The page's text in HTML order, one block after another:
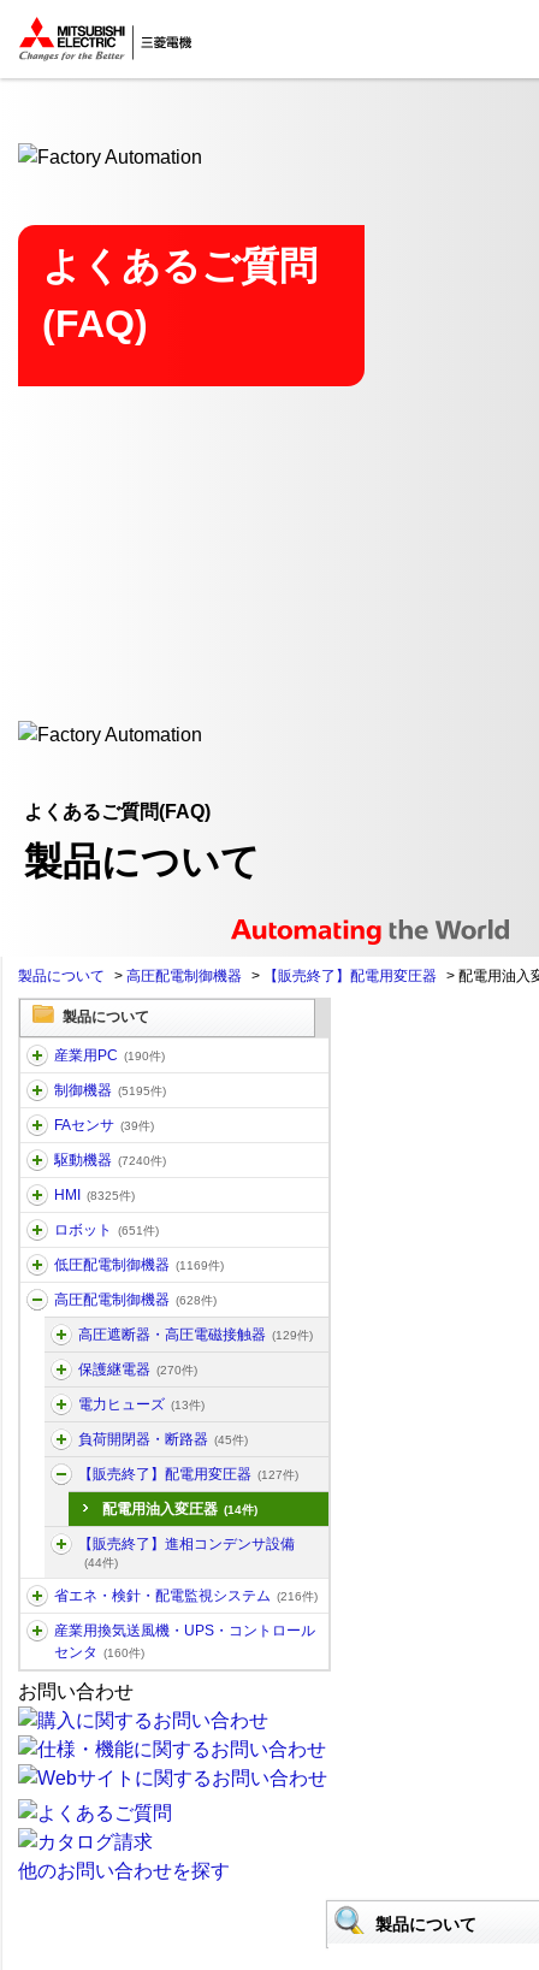
ここから本文
よくあるご質問
(FAQ)
よくあるご質問(FAQ)
製品について
製品について > 高圧配電制御機器 > 【販売終了】配電用変圧器 > 配電用油入
製品について
産業用PC (190件)
制御機器 (5195件)
FAセンサ (39件)
駆動機器 (7240件)
HMI (8325件)
ロボット (651件)
低圧配電制御機器 (1169件)
高圧配電制御機器 (628件)
高圧遮断器・高圧電磁接触器 (129件)
保護継電器 (270件)
電力ヒューズ (13件)
負荷開閉器・断路器 (45件)
【販売終了】配電用変圧器 (127件)
配電用油入変圧器 (14件)
【販売終了】進相コンデンサ設備
(44件)
省エネ・検針・配電監視システム (216件)
産業用換気送風機・UPS・コントロール
センタ
(160件)
お問い合わせ
他のお問い合わせを探す
製品について